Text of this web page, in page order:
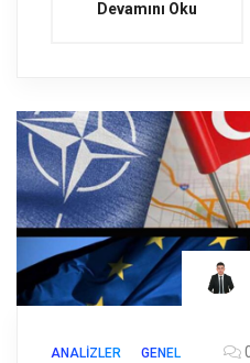
Devamını Oku
ANALIZLER GENEL